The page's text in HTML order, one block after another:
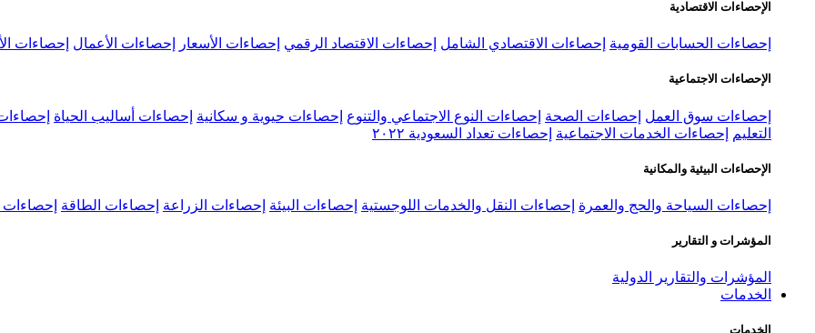
الإحصاءات الاقتصادية
إحصاءات الحسابات القومية إحصاءات الاقتصادي الشامل إحصاءات الاقتصاد الرقمي إحصاءات الأسعار إحصاءات الأعمال إحصاءات
الإحصاءات الاجتماعية
إحصاءات سوق العمل إحصاءات الصحة إحصاءات النوع الاجتماعي والتنوع إحصاءات حيوية و سكانية إحصاءات أساليب الحياة
التعليم
إحصاءات الخدمات الاجتماعية إحصاءات تعداد السعودية ٢٠٢٢
الإحصاءات البيئية والمكانية
إحصاءات السياحة والحج والعمرة إحصاءات النقل والخدمات اللوجستية إحصاءات البيئة إحصاءات الزراعة إحصاءات الطاقة إحصاءات
المؤشرات و التقارير
المؤشرات والتقارير الدولية
الخدمات
الخدمات